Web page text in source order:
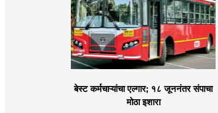
बेस्ट कर्मचाऱ्यांचा एल्गार; १८ जूननंतर संपाचा
मोठा इशारा